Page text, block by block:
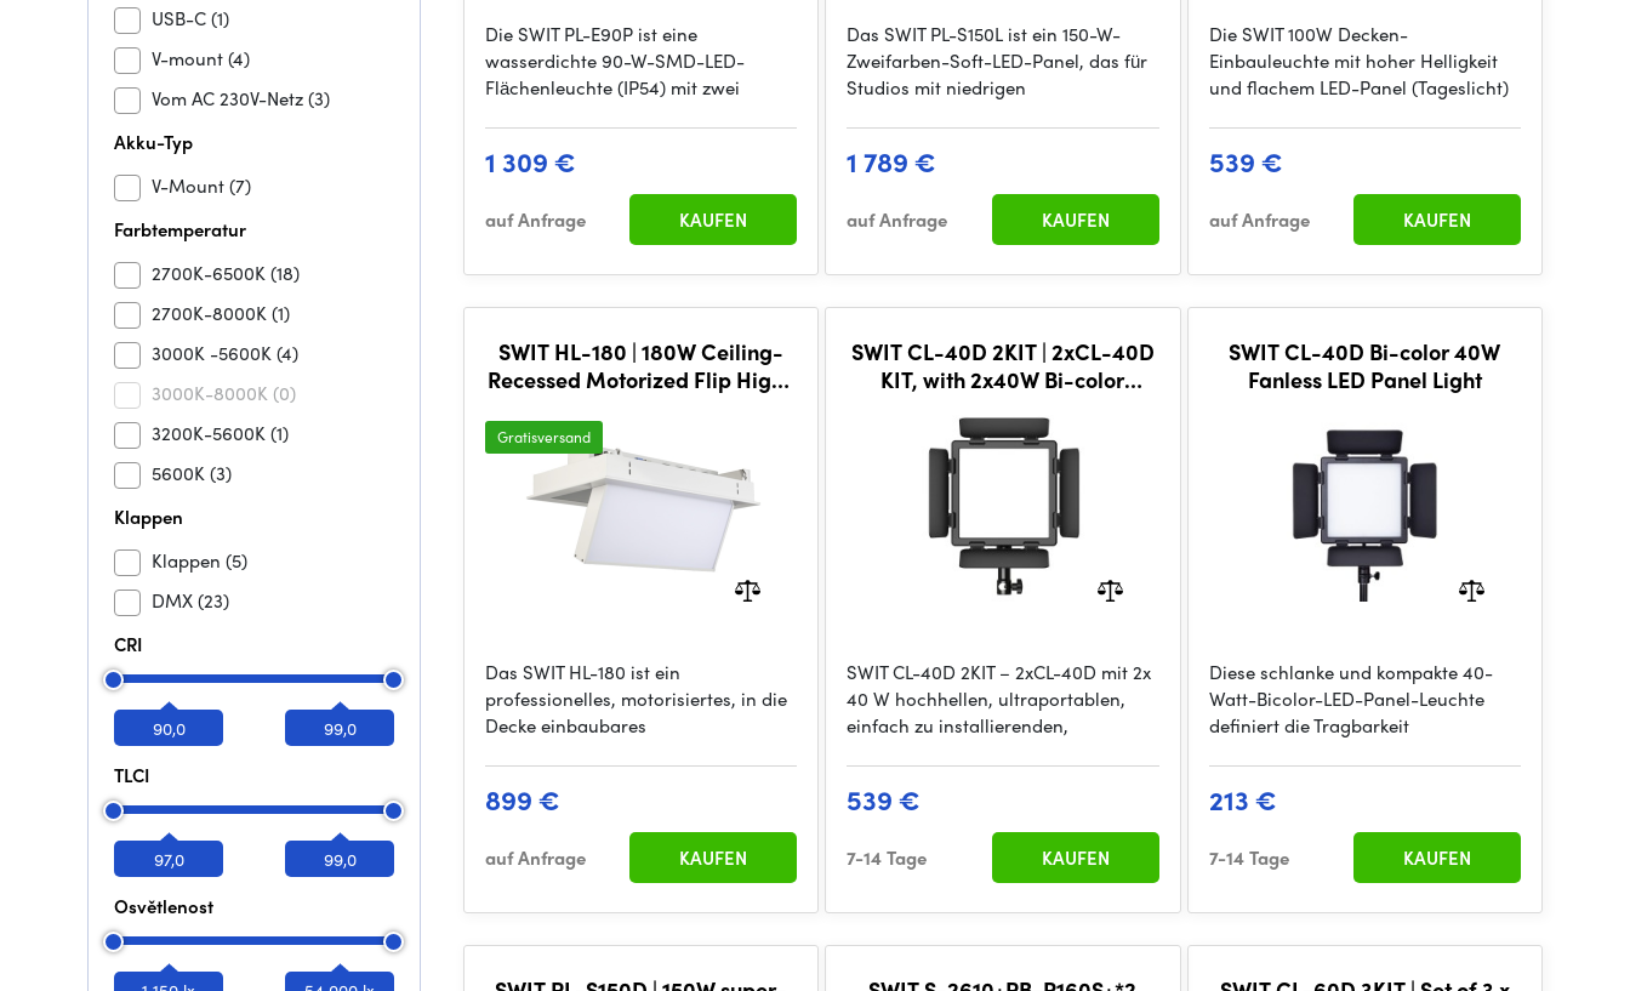
USB-C(1)
V-mount(4)
Vom AC 230V-Netz(3)
Akku-Typ
V-Mount(7)
Farbtemperatur
2700K-6500K(18)
2700K-8000K(1)
3000K -5600K(4)
3000K-8000K (0)
3200K-5600K(1)
5600K(3)
Klappen
Klappen (5)
DMX(23)
CRI
90,0 99,0
TLCI
97,0 99,0
Osvětlenost
Die SWIT PL-E90P ist eine
wasserdichte 90-W-SMD-LED-
Flächenleuchte (IP54) mit zwei
1 309 €
auf Anfrage KAUFEN
Das SWIT PL-S150L ist ein 150-W-
Zweifarben-Soft-LED-Panel, das für
Studios mit niedrigen
1 789 €
auf Anfrage KAUFEN
Die SWIT 100W Decken-
Einbauleuchte mit hoher Helligkeit
und flachem LED-Panel (Tageslicht)
539 €
auf Anfrage KAUFEN
SWIT HL-180 | 180W Ceiling-
Recessed Motorized Flip High-
Daylight, SWIT Fre
Gratisversand
Das SWIT HL-180 ist ein
professionelles, motorisiertes, in die
Decke einbaubares
899 €
auf Anfrage KAUFEN
SWIT CL-40D 2KIT | 2xCL-40D
KIT, with 2x40W Bi-color
SWIT CL-40D 2KIT – 2xCL-40D mit 2x
40 W hochhellen, ultraportablen,
einfach zu installierenden,
539 €
7-14 Tage KAUFEN
SWIT CL-40D Bi-color 40W
Fanless LED Panel Light
Diese schlanke und kompakte 40-
Watt-Bicolor-LED-Panel-Leuchte
definiert die Tragbarkeit
213 €
7-14 Tage KAUFEN